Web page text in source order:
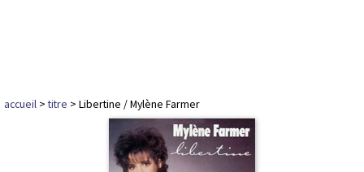
accueil >titre > Libertine / Mylène Farmer